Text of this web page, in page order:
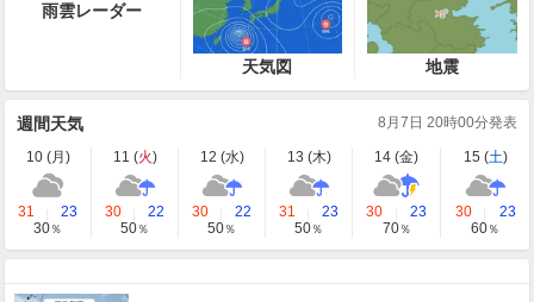
雨雲レーダー
天気図 地震
週間天気 8月7日 20時00分発表
10 (月 ) 11 (火) 12 (水) 13 (木) 14 (金) 15 (土)
31
23
30％
30
22
50％
30
22
50％
31
23
50％
30
23
70％
30
23
60％